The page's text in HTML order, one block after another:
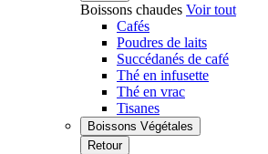
Boissons chaudes Voir tout
Cafés
Poudres de laits
Succédanés de café
Thé en infusette
Thé en vrac
Tisanes
Boissons Végétales
Retour